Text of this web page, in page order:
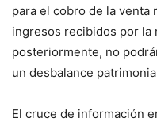
para el cobro de la venta
ingresos recibidos por la
posteriormente, no
un desbalance
El cruce de información